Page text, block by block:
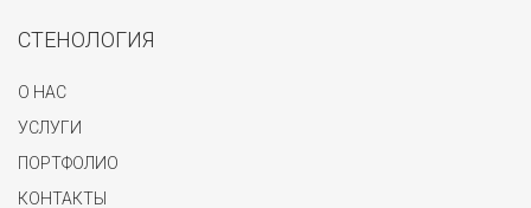
СТЕНОЛОГИЯ
О НАС
УСЛУГИ
ПОРТФОЛИО
КОНТАКТЫ